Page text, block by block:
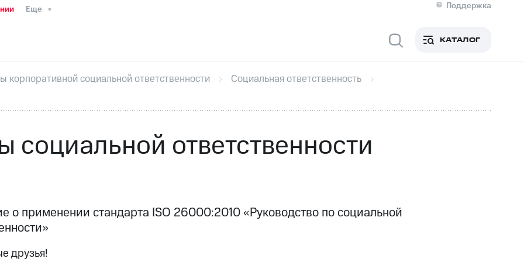
Еще
Поддержка
Медиа-центр
ИнтервьюФинансовая отчетностьКонтактыНовости в регионе
Инвесторам и акционерам
секретарьРаскрытие информации Информация акционерамДокументы
выкупа акцийДивидендыРынок облигаций Описание
Комплаенс и деловая этика
КАТАЛОГ
корпоративной социальной ответственности
Социальная ответственность
социальной ответственности
о применении стандарта ISO 26000:2010 «Руководство по социальной
друзья!